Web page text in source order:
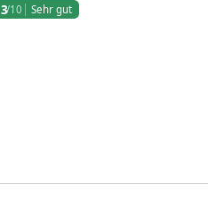
/10 Sehr gut